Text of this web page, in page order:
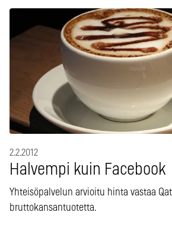
2.2.2012
Halvempi kuin Facebook
Yhteisöpalvelun arvioitu hinta vastaa
bruttokansantuotetta.